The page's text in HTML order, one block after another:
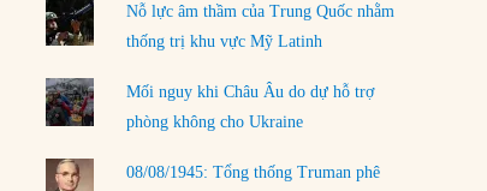
Nỗ lực âm thầm của Trung Quốc nhằm
thống trị khu vực Mỹ Latinh
Mối nguy khi Châu Âu do dự hỗ trợ
phòng không cho Ukraine
08/08/1945: Tổng thống Truman phê